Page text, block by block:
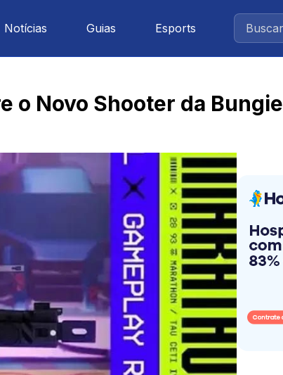
Notícias Guias Esports
o Novo Shooter da Bungie